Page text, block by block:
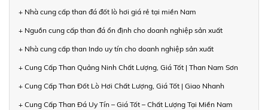
+ Nhà cung cấp than đá đốt lò hơi giá rẻ tại miền Nam
+ Nguồn cung cấp than đá ổn định cho doanh nghiệp sản xuất
+ Nhà cung cấp than Indo uy tín cho doanh nghiệp sản xuất
+ Cung Cấp Than Quảng Ninh Chất Lượng, Giá Tốt | Than Nam Sơn
+ Cung Cấp Than Đốt Lò Hơi Chất Lượng, Giá Tốt | Giao Nhanh
+ Cung Cấp Than Đá Uy Tín – Giá Tốt – Chất Lượng Tại Miền Nam